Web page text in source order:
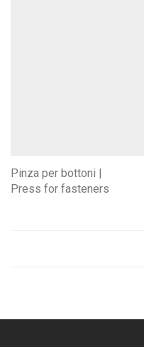
Pinza per bottoni |
Press for fasteners